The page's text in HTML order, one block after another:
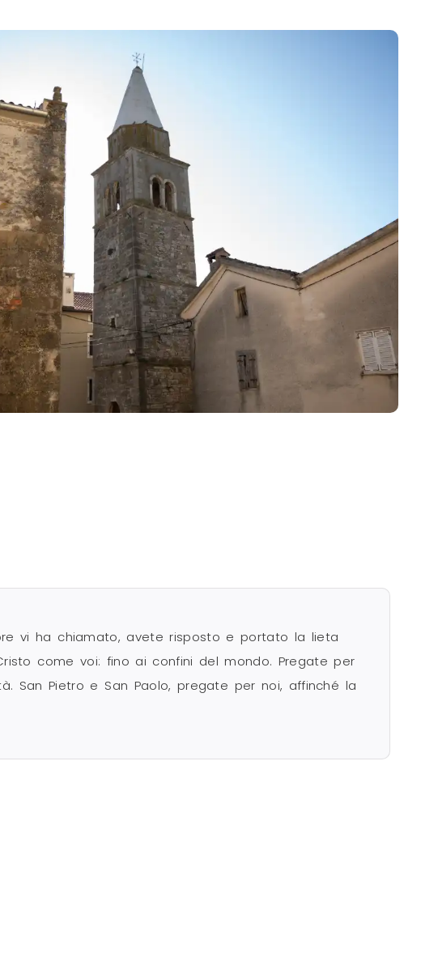
vi ha chiamato, avete risposto e portato la lieta
come voi: fino ai confini del mondo. Pregate per
San Pietro e San Paolo, pregate per noi, affinché la